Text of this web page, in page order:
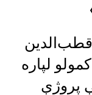
قطب‌الدین
لپاره
پروژې